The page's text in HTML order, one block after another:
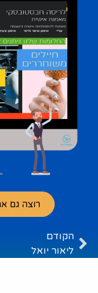
רוצה גם
הקודם
ליאור יואל